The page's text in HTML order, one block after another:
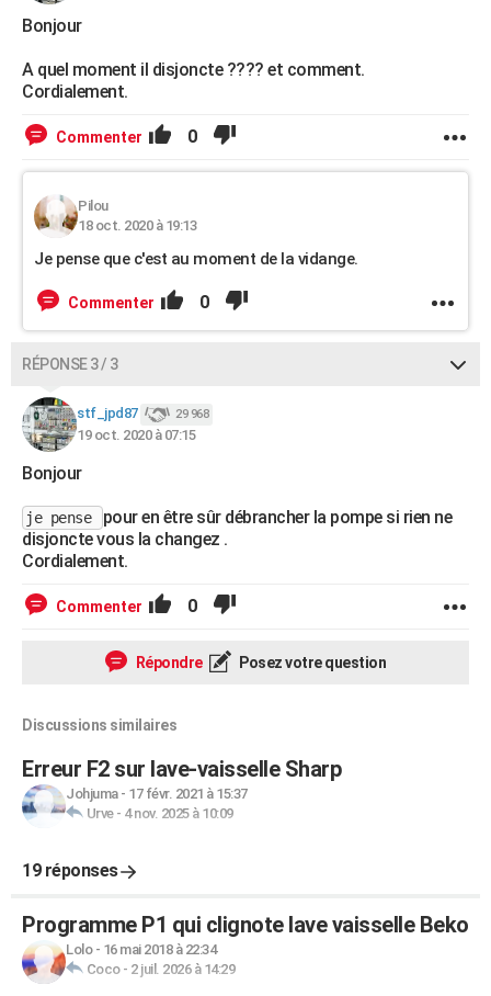
Bonjour
A quel moment il disjoncte ???? et comment.
Cordialement.
Commenter 0
Pilou
18 oct. 2020 à 19:13
Je pense que c'est au moment de la vidange.
Commenter 0
RÉPONSE 3 / 3
stf_jpd87 29 968
19 oct. 2020 à 07:15
Bonjour
je pense
pour en être sûr débrancher la pompe si rien ne
disjoncte vous la changez .
Cordialement.
Commenter 0
Répondre Posez votre question
Discussions similaires
Erreur F2 sur lave-vaisselle Sharp
Johjuma- 17 févr. 2021 à 15:37
Urve- 4 nov. 2025 à 10:09
19 réponses
Programme P1 qui clignote lave vaisselle Beko
Lolo- 16 mai 2018 à 22:34
Coco- 2 juil. 2026 à 14:29